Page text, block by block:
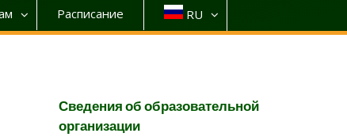
Расписание RU
Сведения об образовательной
организации